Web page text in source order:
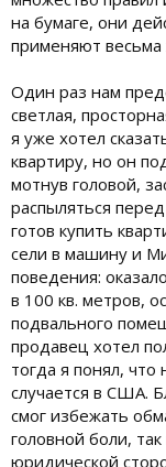
на бумаге, они
применяют весьма
Один раз нам
светлая,
я уже хотел
квартиру, но он
мотнув головой,
распыляться
готов купить
сели в машину и
поведения:
в 100 кв. метров,
подвального
продавец хотел
тогда я понял, что
случается в США.
смог избежать
головной боли,
юридической